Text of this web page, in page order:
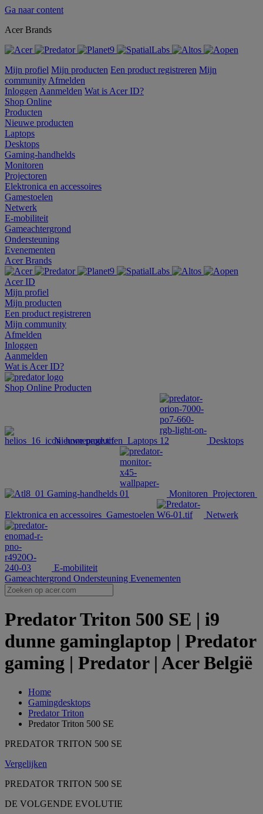
Ga naar content
Acer Brands
Mijn profiel Mijn producten Een product registreren Mijn
community Afmelden
Inloggen Aanmelden Wat is Acer ID?
Shop Online
Producten
Nieuwe producten
Laptops
Desktops
Gaming-handhelds
Monitoren
Projectoren
Elektronica en accessoires
Gamestoelen
Netwerk
E-mobiliteit
Gameachtergrond
Ondersteuning
Evenementen
Acer Brands
Acer ID
Mijn profiel
Mijn producten
Een product registreren
Mijn community
Afmelden
Inloggen
Aanmelden
Wat is Acer ID?
Shop Online Producten
Nieuwe producten Laptops Desktops
Gaming-handhelds Monitoren Projectoren
Elektronica en accessoires Gamestoelen Netwerk
E-mobiliteit
Gameachtergrond Ondersteuning Evenementen
Predator Triton 500 SE | i9
dunne gaminglaptop | Predator
gaming | Predator | Acer België
Home
Gamingdesktops
Predator Triton
Predator Triton 500 SE
PREDATOR TRITON 500 SE
Vergelijken
PREDATOR TRITON 500 SE
DE VOLGENDE EVOLUTIE